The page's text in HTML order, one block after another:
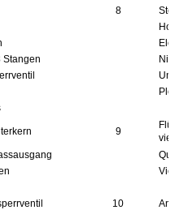
8
Stangen
9
10